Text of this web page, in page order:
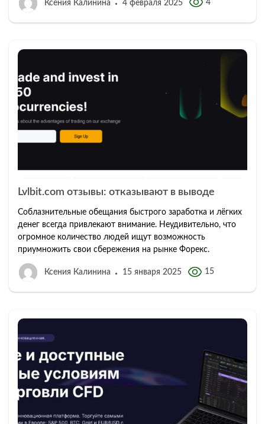
Ксения Калинина 4 февраля 2025 4
Lvlbit.com отзывы: отказывают в выводе
Соблазнительные обещания быстрого заработка и лёгких
денег всегда привлекают внимание. Неудивительно, что
огромное количество людей ищут возможность
приумножить свои сбережения на рынке Форекс.
Ксения Калинина 15 января 2025 15